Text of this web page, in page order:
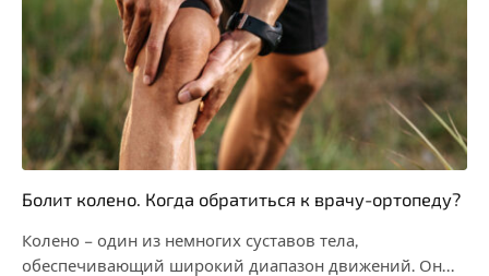
Болит колено. Когда обратиться к врачу-ортопеду?
Колено – один из немногих суставов тела,
обеспечивающий широкий диапазон движений. Он